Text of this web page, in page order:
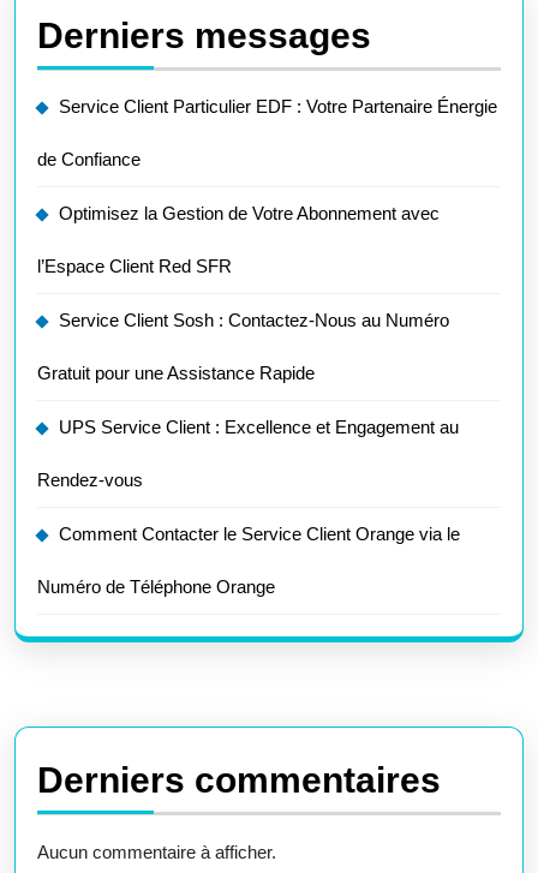
Derniers messages
Service Client Particulier EDF : Votre Partenaire Énergie
de Confiance
Optimisez la Gestion de Votre Abonnement avec
l’Espace Client Red SFR
Service Client Sosh : Contactez-Nous au Numéro
Gratuit pour une Assistance Rapide
UPS Service Client : Excellence et Engagement au
Rendez-vous
Comment Contacter le Service Client Orange via le
Numéro de Téléphone Orange
Derniers commentaires
Aucun commentaire à afficher.